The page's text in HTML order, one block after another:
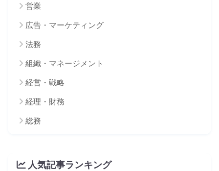
営業
広告・マーケティング
法務
組織・マネージメント
経営・戦略
経理・財務
総務
人気記事ランキング